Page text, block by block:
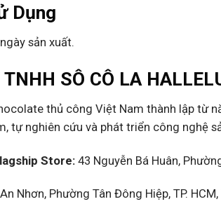
Dụng
sản xuất.
TNHH SÔ CÔ LA
thủ công Việt Nam thành lập từ
tự nghiên cứu và phát triển công nghệ
Store: 43 Nguyễn Bá Huân,
Nhơn, Phường Tân Đông Hiệp, TP.